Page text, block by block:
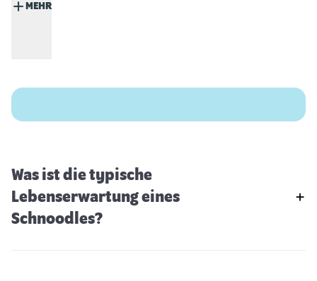
MEHR
Was ist die typische
Lebenserwartung eines
Schnoodles?